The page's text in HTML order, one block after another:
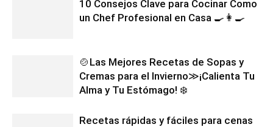
10 Consejos Clave para Cocinar Como
un Chef Profesional en Casa 🍳👩‍🍳
🍲Las Mejores Recetas de Sopas y
Cremas para el Invierno≫¡Calienta Tu
Alma y Tu Estómago! ❄️
Recetas rápidas y fáciles para cenas